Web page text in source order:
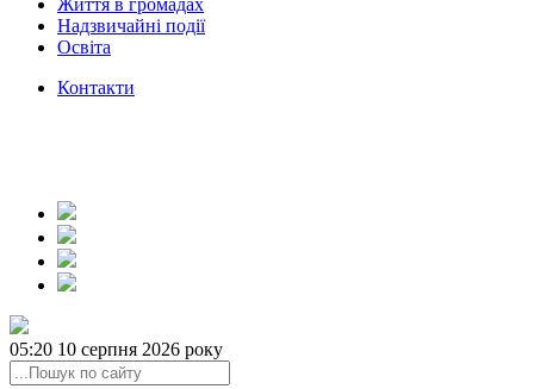
Життя в громадах
Надзвичайні події
Освіта
Контакти
05:20 10 серпня 2026 року